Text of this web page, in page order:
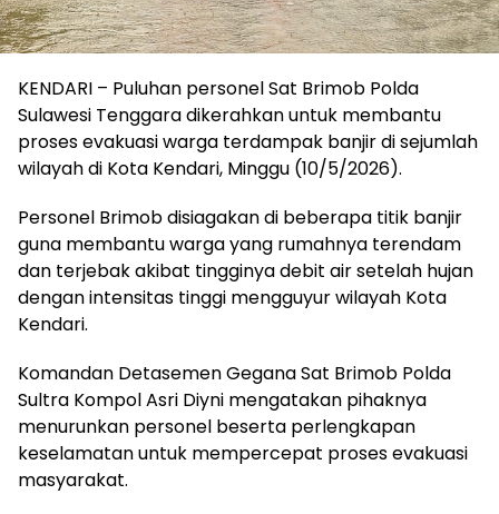
KENDARI – Puluhan personel Sat Brimob Polda
Sulawesi Tenggara dikerahkan untuk membantu
proses evakuasi warga terdampak banjir di sejumlah
wilayah di Kota Kendari, Minggu (10/5/2026).
Personel Brimob disiagakan di beberapa titik banjir
guna membantu warga yang rumahnya terendam
dan terjebak akibat tingginya debit air setelah hujan
dengan intensitas tinggi mengguyur wilayah Kota
Kendari.
Komandan Detasemen Gegana Sat Brimob Polda
Sultra Kompol Asri Diyni mengatakan pihaknya
menurunkan personel beserta perlengkapan
keselamatan untuk mempercepat proses evakuasi
masyarakat.